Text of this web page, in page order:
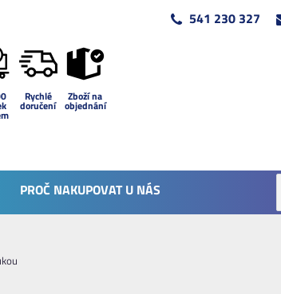
Rychlé
doručení
Zboží na
objednání
541 230 327
PROČ NAKUPOVAT U NÁS